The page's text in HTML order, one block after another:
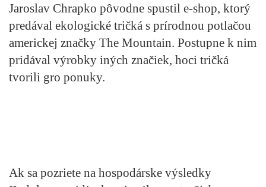
Jaroslav Chrapko pôvodne spustil e-shop, ktorý
predával ekologické tričká s prírodnou potlačou
americkej značky The Mountain. Postupne k nim
pridával výrobky iných značiek, hoci tričká
tvorili gro ponuky.
Ak sa pozriete na hospodárske výsledky